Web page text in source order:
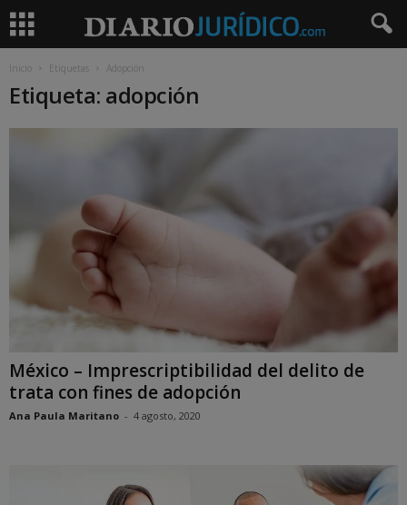
Inicio Etiquetas Adopción
Etiqueta: adopción
México – Imprescriptibilidad del delito de
trata con fines de adopción
Ana Paula Maritano - 4 agosto, 2020